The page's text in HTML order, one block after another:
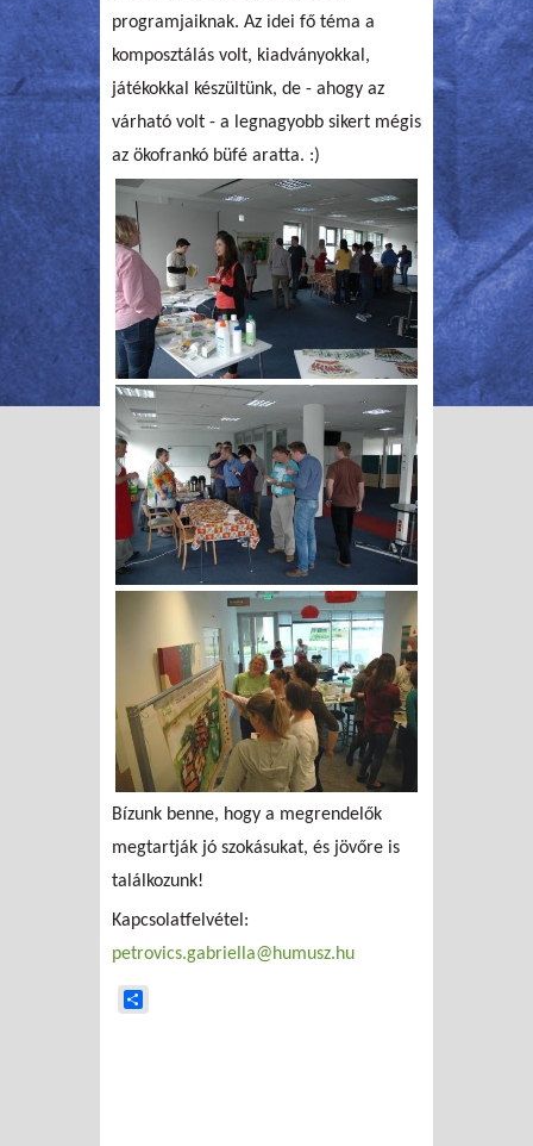
programjaiknak. Az idei fő téma a
komposztálás volt, kiadványokkal,
játékokkal készültünk, de - ahogy az
várható volt - a legnagyobb sikert mégis
az ökofrankó büfé aratta. :)
Bízunk benne, hogy a megrendelők
megtartják jó szokásukat, és jövőre is
találkozunk!
Kapcsolatfelvétel:
petrovics.gabriella@humusz.hu